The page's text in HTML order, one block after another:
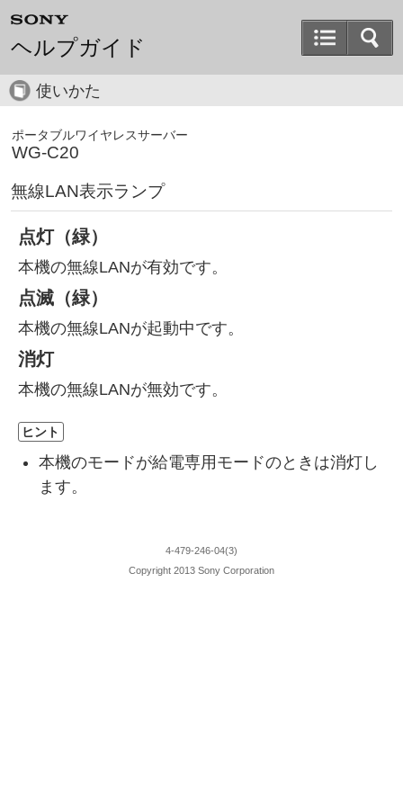
ヘルプガイド
使いかた
ポータブルワイヤレスサーバー
WG-C20
無線LAN表示ランプ
点灯（緑）
本機の無線LANが有効です。
点滅（緑）
本機の無線LANが起動中です。
消灯
本機の無線LANが無効です。
ヒント
本機のモードが給電専用モードのときは消灯し
ます。
4-479-246-04(3)
Copyright 2013 Sony Corporation